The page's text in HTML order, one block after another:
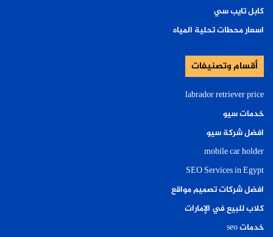
كابل تايب سي
اسعار محطات تحلية المياه
أقسام وتصنيفات
labrador retriever price
خدمات سيو
افضل شركة سيو
mobile car holder
SEO Services in Egypt
افضل شركات تصميم مواقع
كلاب للبيع في الإمارات
خدمات seo